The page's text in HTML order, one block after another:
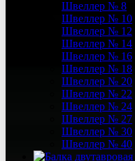
Швеллер № 8
Швеллер № 10
Швеллер № 12
Швеллер № 14
Швеллер № 16
Швеллер № 18
Швеллер № 20
Швеллер № 22
Швеллер № 24
Швеллер № 27
Швеллер № 30
Швеллер № 40